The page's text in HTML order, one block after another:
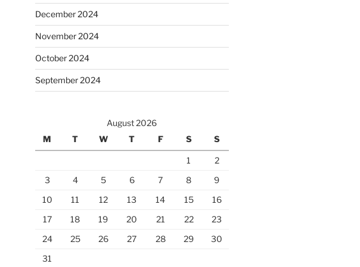
December 2024
November 2024
October 2024
September 2024
August 2026
M
T W T F S S
1
2
3
4 5 6 7 8
9
10
11 12 13 14 15
16
17
18 19 20 21 22
23
24
25 26 27 28 29
30
31